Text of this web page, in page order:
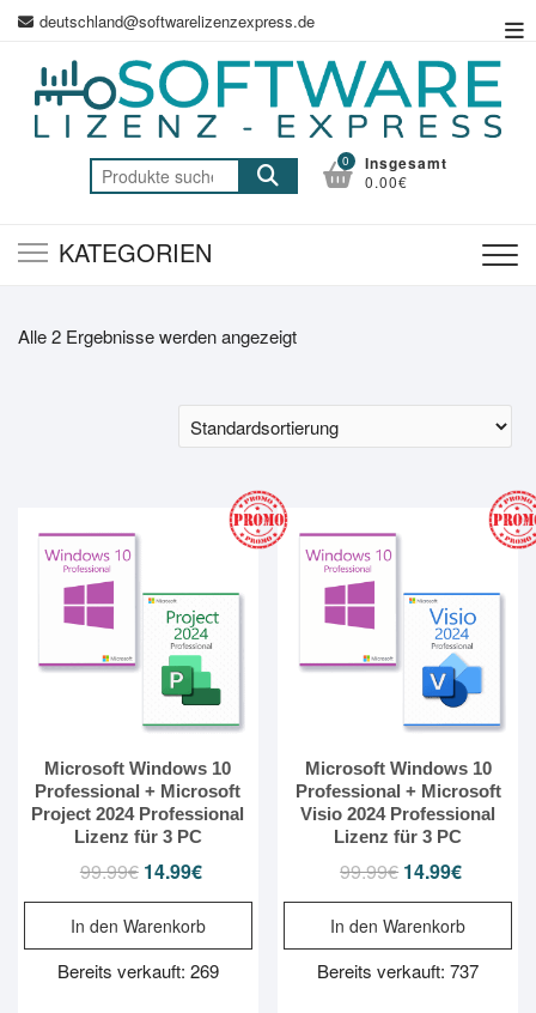
Zum
springen
deutschland@softwarelizenzexpress.de
Suche
nach:
0 Insgesamt
0.00€
KATEGORIEN
Alle 2 Ergebnisse werden angezeigt
Microsoft Windows 10
Professional + Microsoft
Project 2024 Professional
Lizenz für 3 PC
99.99€ Ursprünglicher
Preis
war:
99.99€
14.99€Aktueller
Preis
ist:
14.99€.
In den Warenkorb
Bereits verkauft: 269
Microsoft Windows 10
Professional + Microsoft
Visio 2024 Professional
Lizenz für 3 PC
99.99€ Ursprünglicher
Preis
war:
99.99€
14.99€
Preis
ist:
14.99€.
In den Warenkorb
Bereits verkauft: 737